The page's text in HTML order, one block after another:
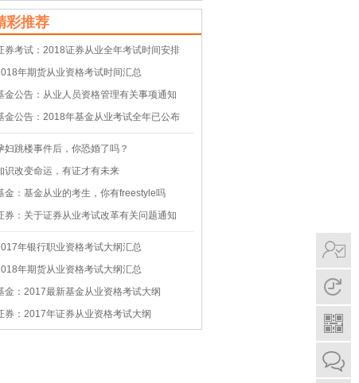
彩推荐
券考试：2018证券从业全年考试时间安排
年期货从业资格考试时间汇总
金公告：从业人员资格管理有关事项通知
金公告：2018年基金从业考试全年已公布
妇跳楼事件后，你恐婚了吗？
识改变命运，有证才有未来
金：基金从业的考生，你有freestyle吗
券：关于证券从业考试改革有关问题通知
年银行职业资格考试大纲汇总
年期货从业资格考试大纲汇总
金：2017最新基金从业资格考试大纲
券：2017年证券从业资格考试大纲